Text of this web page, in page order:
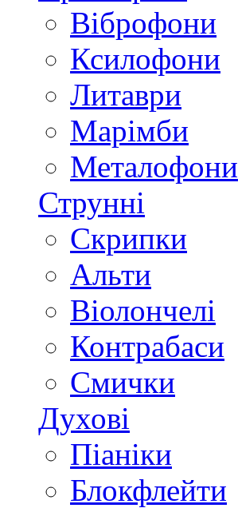
Віброфони
Ксилофони
Литаври
Марімби
Металофони
Струнні
Скрипки
Альти
Віолончелі
Контрабаси
Смички
Духові
Піаніки
Блокфлейти